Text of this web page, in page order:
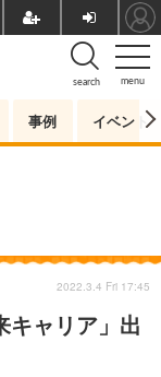
menu
search
事例 イベント
キャリア」出
2022.3.4 Fri 17:45